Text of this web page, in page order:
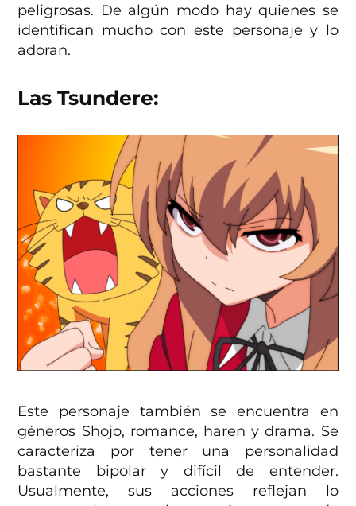
peligrosas. De algún modo hay quienes se
identifican mucho con este personaje y lo
adoran.
Las Tsundere:
Este personaje también se encuentra en
géneros Shojo, romance, haren y drama. Se
caracteriza por tener una personalidad
bastante bipolar y difícil de entender.
Usualmente, sus acciones reflejan lo